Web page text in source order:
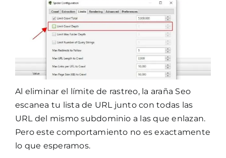
Al eliminar el límite de rastreo, la araña Seo
escanea tu lista de URL junto con todas las
URL del mismo subdominio a las que enlazan.
Pero este comportamiento no es exactamente
lo que esperamos.